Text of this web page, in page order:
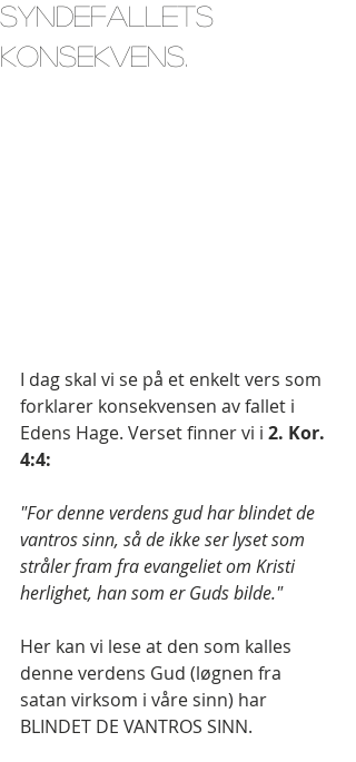
Syndefallets
konsekvens.
I dag skal vi se på et enkelt vers som
forklarer konsekvensen av fallet i
Edens Hage. Verset finner vi i 2. Kor.
4:4:
"For denne verdens gud har blindet de
vantros sinn, så de ikke ser lyset som
stråler fram fra evangeliet om Kristi
herlighet, han som er Guds bilde."
Her kan vi lese at den som kalles
denne verdens Gud (løgnen fra
satan virksom i våre sinn) har
BLINDET DE VANTROS SINN.